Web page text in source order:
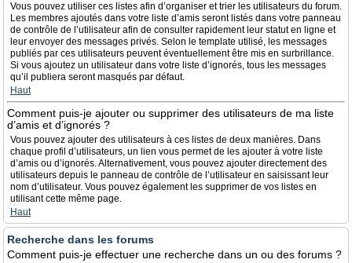
Vous pouvez utiliser ces listes afin d’organiser et trier les utilisateurs du forum.
Les membres ajoutés dans votre liste d’amis seront listés dans votre panneau
de contrôle de l’utilisateur afin de consulter rapidement leur statut en ligne et
leur envoyer des messages privés. Selon le template utilisé, les messages
publiés par ces utilisateurs peuvent éventuellement être mis en surbrillance.
Si vous ajoutez un utilisateur dans votre liste d’ignorés, tous les messages
qu’il publiera seront masqués par défaut.
Haut
Comment puis-je ajouter ou supprimer des utilisateurs de ma liste
d’amis et d’ignorés ?
Vous pouvez ajouter des utilisateurs à ces listes de deux manières. Dans
chaque profil d’utilisateurs, un lien vous permet de les ajouter à votre liste
d’amis ou d’ignorés. Alternativement, vous pouvez ajouter directement des
utilisateurs depuis le panneau de contrôle de l’utilisateur en saisissant leur
nom d’utilisateur. Vous pouvez également les supprimer de vos listes en
utilisant cette même page.
Haut
Recherche dans les forums
Comment puis-je effectuer une recherche dans un ou des forums ?